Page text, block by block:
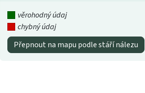
věrohodný údaj
chybný údaj
Přepnout na mapu podle stáří nálezu